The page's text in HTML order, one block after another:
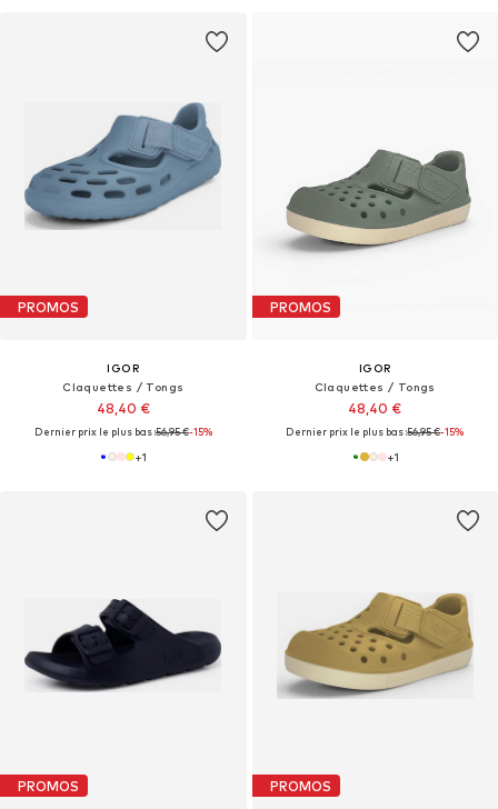
PROMOS
IGOR
Claquettes / Tongs
48,40 €
Dernier prix le plus bas :56,95 €-15%
+1
PROMOS
IGOR
Claquettes / Tongs
48,40 €
Dernier prix le plus bas :56,95 €-15%
+1
PROMOS PROMOS